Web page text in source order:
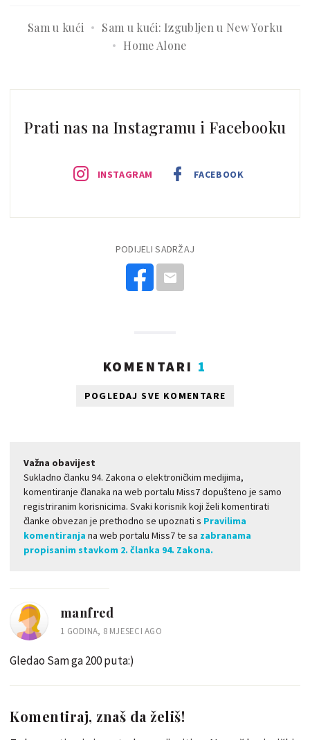
Sam u kući
Sam u kući: Izgubljen u New Yorku
Home Alone
Prati nas na Instagramu i Facebooku
INSTAGRAM FACEBOOK
PODIJELI SADRŽAJ
KOMENTARI 1
POGLEDAJ SVE KOMENTARE
Važna obavijest
Sukladno članku 94. Zakona o elektroničkim medijima,
komentiranje članaka na web portalu Miss7 dopušteno je samo
registriranim korisnicima. Svaki korisnik koji želi komentirati
članke obvezan je prethodno se upoznati s Pravilima
komentiranja na web portalu Miss7 te sa zabranama
propisanim stavkom 2. članka 94. Zakona.
manfred
1 GODINA, 8 MJESECI AGO
Gledao Sam ga 200 puta:)
Komentiraj, znaš da želiš!